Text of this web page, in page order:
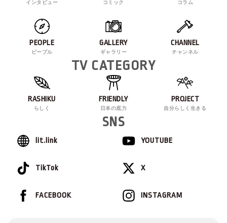
インタビュー コミック コラム
PEOPLE
ピープル
GALLERY
ギャラリー
CHANNEL
チャンネル
TV CATEGORY
RASHIKU
らしく
FRIENDLY
日本の底力
PROJECT
自分らしく生きる
SNS
lit.link YOUTUBE
TikTok X
INSTAGRAM
FACEBOOK